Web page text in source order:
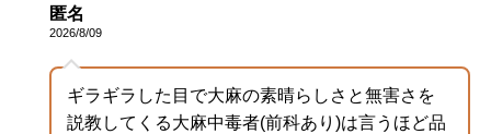
匿名
2026/8/09
ギラギラした目で大麻の素晴らしさと無害さを
説教してくる大麻中毒者(前科あり)は言うほど品